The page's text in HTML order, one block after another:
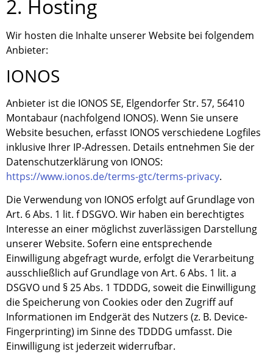
2. Hosting
Wir hosten die Inhalte unserer Website bei folgendem
Anbieter:
IONOS
Anbieter ist die IONOS SE, Elgendorfer Str. 57, 56410
Montabaur (nachfolgend IONOS). Wenn Sie unsere
Website besuchen, erfasst IONOS verschiedene Logfiles
inklusive Ihrer IP-Adressen. Details entnehmen Sie der
Datenschutzerklärung von IONOS:
https://www.ionos.de/terms-gtc/terms-privacy.
Die Verwendung von IONOS erfolgt auf Grundlage von
Art. 6 Abs. 1 lit. f DSGVO. Wir haben ein berechtigtes
Interesse an einer möglichst zuverlässigen Darstellung
unserer Website. Sofern eine entsprechende
Einwilligung abgefragt wurde, erfolgt die Verarbeitung
ausschließlich auf Grundlage von Art. 6 Abs. 1 lit. a
DSGVO und § 25 Abs. 1 TDDDG, soweit die Einwilligung
die Speicherung von Cookies oder den Zugriff auf
Informationen im Endgerät des Nutzers (z. B. Device-
Fingerprinting) im Sinne des TDDDG umfasst. Die
Einwilligung ist jederzeit widerrufbar.